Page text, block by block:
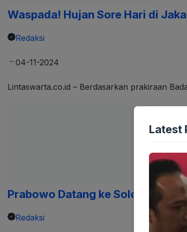
Waspada! Hujan Sore Hari di
Redaksi
04-11-2024
Lintaswarta.co.id – Berdasarkan prakiraan
Prabowo Datang ke Solo,
Redaksi
Latest